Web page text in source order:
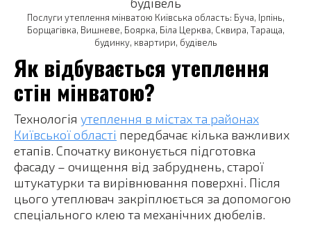
Послуги утеплення мінватою Київська область: Буча, Ірпінь,
Борщагівка, Вишневе, Боярка, Біла Церква, Сквира, Тараща,
будинку, квартири, будівель
Як відбувається утеплення
стін мінватою?
Технологія утеплення в містах та районах
Київської області передбачає кілька важливих
етапів. Спочатку виконується підготовка
фасаду – очищення від забруднень, старої
штукатурки та вирівнювання поверхні. Після
цього утеплювач закріплюється за допомогою
спеціального клею та механічних дюбелів.